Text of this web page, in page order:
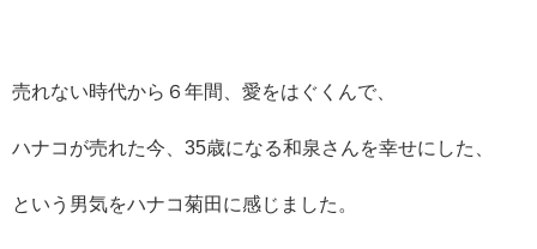
売れない時代から６年間、愛をはぐくんで、
ハナコが売れた今、35歳になる和泉さんを幸せにした、
という男気をハナコ菊田に感じました。